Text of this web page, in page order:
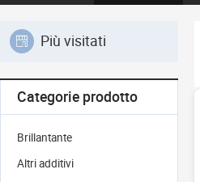
Più visitati
Categorie prodotto
Brillantante
Altri additivi